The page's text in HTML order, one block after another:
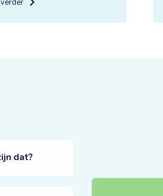
dat?